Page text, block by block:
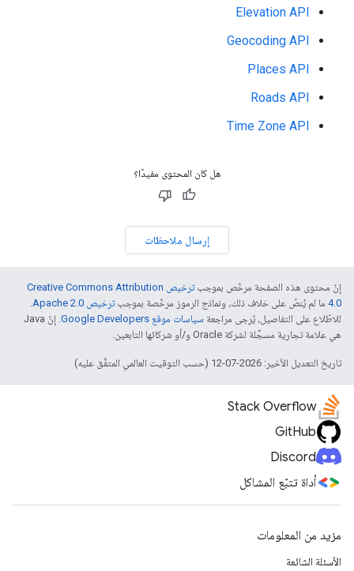
Elevation API
Geocoding API
Places API
Roads API
Time Zone API
هل كان المحتوى مفيدًا؟
إرسال ملاحظات
إنّ محتوى هذه الصفحة مرخّص بموجب
ترخيص Creative Commons Attribution
4.0‏ ما لم يُنصّ على خلاف ذلك، ونماذج الرموز مرخّصة بموجبترخيص Apache 2.0‏
.
للاطّلاع على التفاصيل، يُرجى مراجعة سياسات موقع Google Developers‏
. إنّ Java
هي علامة تجارية مسجَّلة لشركة Oracle و/أو شركائها التابعين.
تاريخ التعديل الأخير: 2026-07-12 (حسب التوقيت العالمي المتفَّق عليه)
Stack Overflow
GitHub
Discord
أداة تتبّع المشاكل
مزيد من المعلومات
الأسئلة الشائعة